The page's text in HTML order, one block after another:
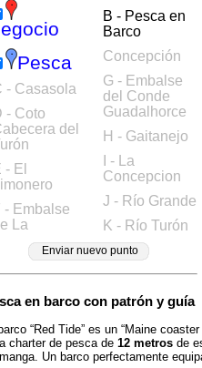
B - Pesca en
Barco
Pesca
- Casasola
- Coto
del
- El
Limonero
- Embalse
La
Concepción
G - Embalse
del Conde
Guadalhorce
H - Gaitanejo
I - La
Concepcion
J - Río Grande
K - Río Turón
Enviar nuevo punto
en barco con patrón y guía
“Red Tide” es un “Maine
charter de pesca de 12 metros de
Un barco perfectamente